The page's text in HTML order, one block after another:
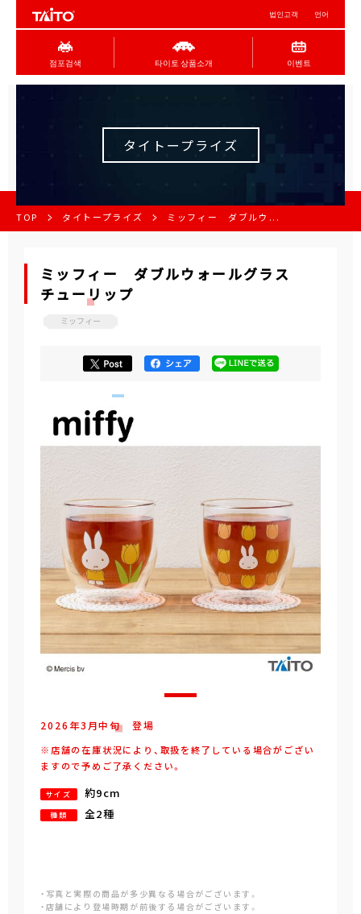
법인고객 언어
점포검색 타이토 상품소개 이벤트
タイトープライズ
TOP タイトープライズ ミッフィー ダブルウ...
ミッフィー ダブルウォールグラス
チューリップ
ミッフィー
2026年3 月中旬登場
※店舗の在庫状況により、取扱を終了している場合がござい
ますので予めご了承ください。
サイズ 約9cm
種類 全2種
・写真と実際の商品が多少異なる場合がございます。
・店舗により登場時期が前後する場合がございます。